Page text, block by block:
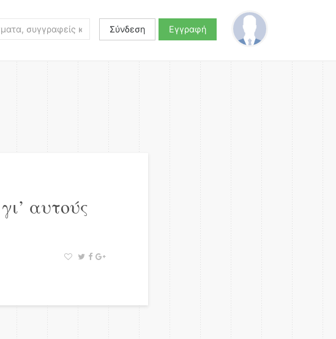
Σύνδεση Εγγραφή
αυτούς